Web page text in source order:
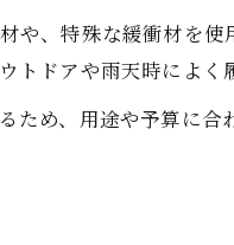
、特殊な緩衝材を
ドアや雨天時によく
め、用途や予算に